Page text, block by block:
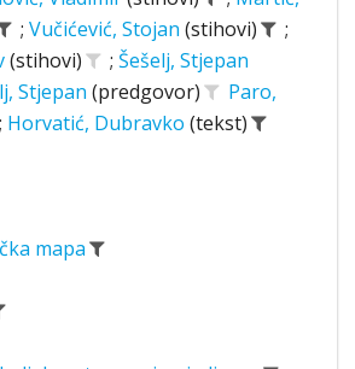
; Vučićević, Stojan (stihovi)
;
(stihovi) ; Šešelj, Stjepan
Stjepan (predgovor)
Paro,
; Horvatić, Dubravko (tekst)
mapa